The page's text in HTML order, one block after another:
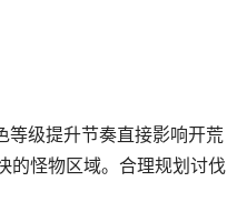
级提升节奏直接影响开荒
的怪物区域。合理规划讨伐